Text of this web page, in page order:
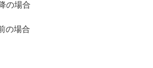
の場合
の場合